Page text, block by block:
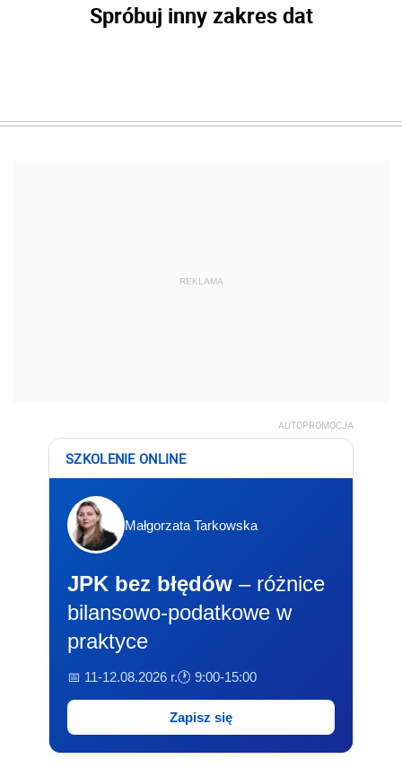
Spróbuj inny zakres dat
REKLAMA
AUTOPROMOCJA
SZKOLENIE ONLINE
Małgorzata Tarkowska
JPK bez błędów – różnice
bilansowo-podatkowe w
praktyce
📅 11-12.08.2026 r.🕐 9:00-15:00
Zapisz się